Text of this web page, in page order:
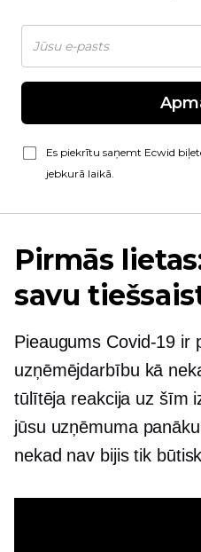
Es piekrītu saņemt Ecwid
jebkurā laikā.
Pirmās
savu
Pieaugums Covid-19 ir
uzņēmējdarbību kā
tūlītēja reakcija uz šīm
jūsu uzņēmuma
nekad nav bijis tik